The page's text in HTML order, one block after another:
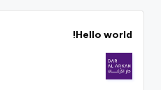
Hello world!